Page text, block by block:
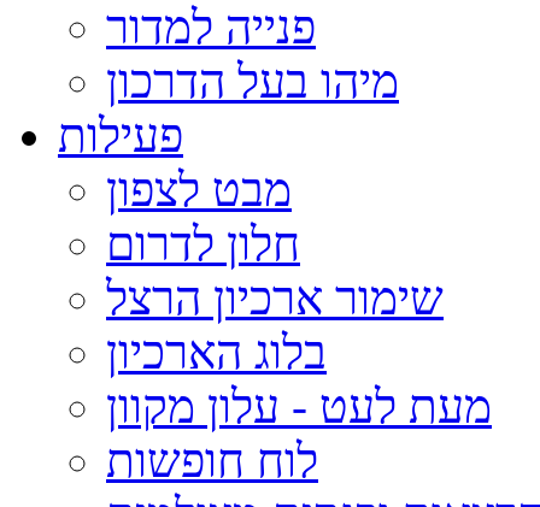
פנייה למדור
מיהו בעל הדרכון
פעילות
מבט לצפון
חלון לדרום
שימור ארכיון הרצל
בלוג הארכיון
מעת לעט - עלון מקוון
לוח חופשות